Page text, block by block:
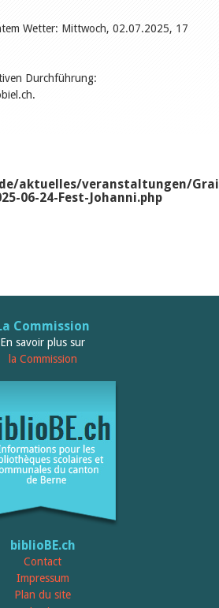
Wetter: Mittwoch, 02.07.2025, 17
Durchführung:
aktuelles/veranstaltungen/
06-24-Fest-Johanni.php
Commission
En savoir plus sur
la Commission
biblioBE.ch
Contact
Impressum
Plan du site